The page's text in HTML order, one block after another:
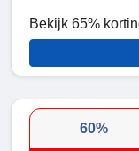
Bekijk 65%
60%